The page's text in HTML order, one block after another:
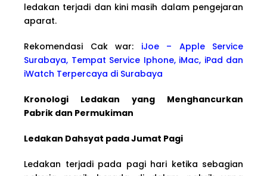
ledakan terjadi dan kini masih dalam pengejaran
aparat.
Rekomendasi Cak war: iJoe – Apple Service
Surabaya, Tempat Service Iphone, iMac, iPad dan
iWatch Terpercaya di Surabaya
Kronologi Ledakan yang Menghancurkan
Pabrik dan Permukiman
Ledakan Dahsyat pada Jumat Pagi
Ledakan terjadi pada pagi hari ketika sebagian